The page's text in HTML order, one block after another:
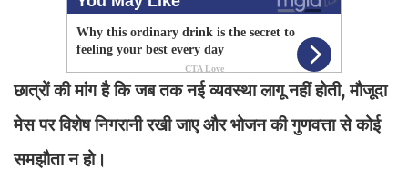
छात्रों की मांग है कि जब तक नई व्यवस्था लागू नहीं होती, मौजूदा
मेस पर विशेष निगरानी रखी जाए और भोजन की गुणवत्ता से कोई
समझौता न हो।